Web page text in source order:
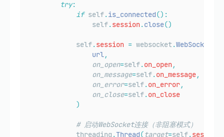
try:
if self.is_connected():
                self
.session.close()
            self
.session = websocket.WebSocketApp
                url
,
on_open=self.on_open,
on_message=self.on_message,
on_error=self.on_error,
on_close=self.on_close
)
# 启动WebSocket连接（非阻塞模式）
            threading
.Thread(target=self.session